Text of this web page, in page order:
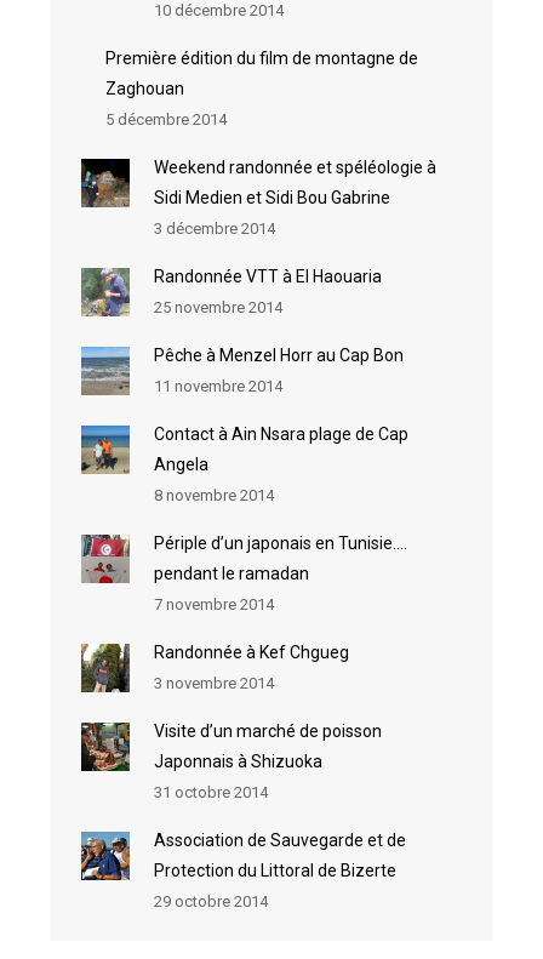
10 décembre 2014
Première édition du film de montagne de
Zaghouan
5 décembre 2014
Weekend randonnée et spéléologie à
Sidi Medien et Sidi Bou Gabrine
3 décembre 2014
Randonnée VTT à El Haouaria
25 novembre 2014
Pêche à Menzel Horr au Cap Bon
11 novembre 2014
Contact à Ain Nsara plage de Cap
Angela
8 novembre 2014
Périple d’un japonais en Tunisie….
pendant le ramadan
7 novembre 2014
Randonnée à Kef Chgueg
3 novembre 2014
Visite d’un marché de poisson
Japonnais à Shizuoka
31 octobre 2014
Association de Sauvegarde et de
Protection du Littoral de Bizerte
29 octobre 2014